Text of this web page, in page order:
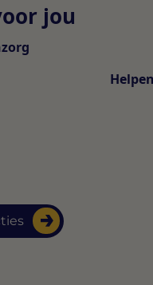
jou